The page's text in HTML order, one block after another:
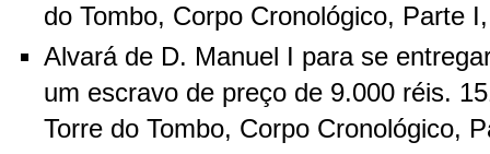
do Tombo, Corpo Cronológico, Parte
Alvará de D. Manuel I para se
um escravo de preço de 9.000 réis.
Torre do Tombo, Corpo Cronológico,